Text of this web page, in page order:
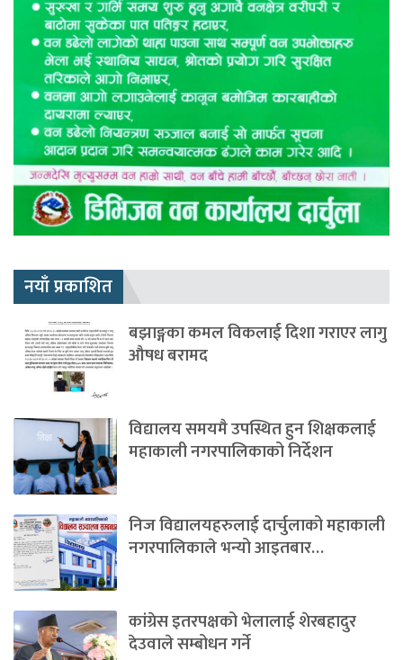
नयाँ प्रकाशित
बझाङ्गका कमल विकलाई दिशा गराएर लागु
औषध बरामद
विद्यालय समयमै उपस्थित हुन शिक्षकलाई
महाकाली नगरपालिकाको निर्देशन
निज विद्यालयहरुलाई दार्चुलाको महाकाली
नगरपालिकाले भन्यो आइतबार…
कांग्रेस इतरपक्षको भेलालाई शेरबहादुर
देउवाले सम्बोधन गर्ने